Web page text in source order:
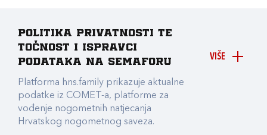
VIŠE
Politika privatnosti te
točnost i ispravci
podataka na Semaforu
Platforma hns.family prikazuje aktualne
podatke iz COMET-a, platforme za
vođenje nogometnih natjecanja
Hrvatskog nogometnog saveza.